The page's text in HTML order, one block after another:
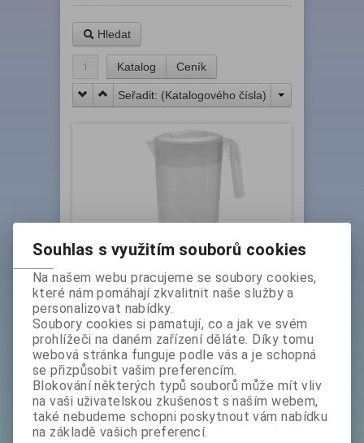
Hledat
1 Katalog Ceník
Seřadit: (Katalogového čísla)
Konvice, džbán plast-PP 1,5 lt s víkem
Plast Team, bílý
Katalogové číslo:
2376010
Skladem exp:
Vyrobeno z nezávadného materiálu (
polypropylén). Obsah v litrech : využitelných 1,5
Max .: obsah 2,2. Rozměry v cm : šířka včetně
úchytu 21 výška 2...
bez DPH: 109 Kč
ks
Souhlas s využitím souborů cookies
Na našem webu pracujeme se soubory cookies,
které nám pomáhají zkvalitnit naše služby a
personalizovat nabídky.
Soubory cookies si pamatují, co a jak ve svém
prohlížeči na daném zařízení děláte. Díky tomu
webová stránka funguje podle vás a je schopná
se přizpůsobit vašim preferencím.
Blokování některých typů souborů může mít vliv
na vaši uživatelskou zkušenost s naším webem,
také nebudeme schopni poskytnout vám nabídku
na základě vašich preferencí.